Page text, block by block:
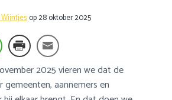
op28 oktober 2025
2025 vieren we dat de
gemeenten, aannemers en